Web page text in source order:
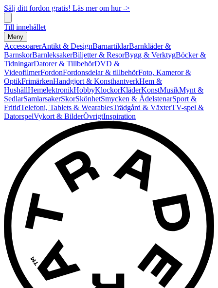
Sälj ditt fordon gratis! Läs mer om hur ->
Till innehållet
Meny
AccessoarerAntikt & DesignBarnartiklarBarnkläder &
BarnskorBarnleksakerBiljetter & ResorBygg & VerktygBöcker &
TidningarDatorer & TillbehörDVD &
VideofilmerFordonFordonsdelar & tillbehörFoto, Kameror &
OptikFrimärkenHandgjort & KonsthantverkHem &
HushållHemelektronikHobbyKlockorKläderKonstMusikMynt &
SedlarSamlarsakerSkorSkönhetSmycken & ÄdelstenarSport &
FritidTelefoni, Tablets & WearablesTrädgård & VäxterTV-spel &
DatorspelVykort & BilderÖvrigtInspiration